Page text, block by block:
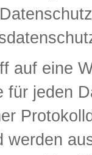
auf eine
für jeden
werden